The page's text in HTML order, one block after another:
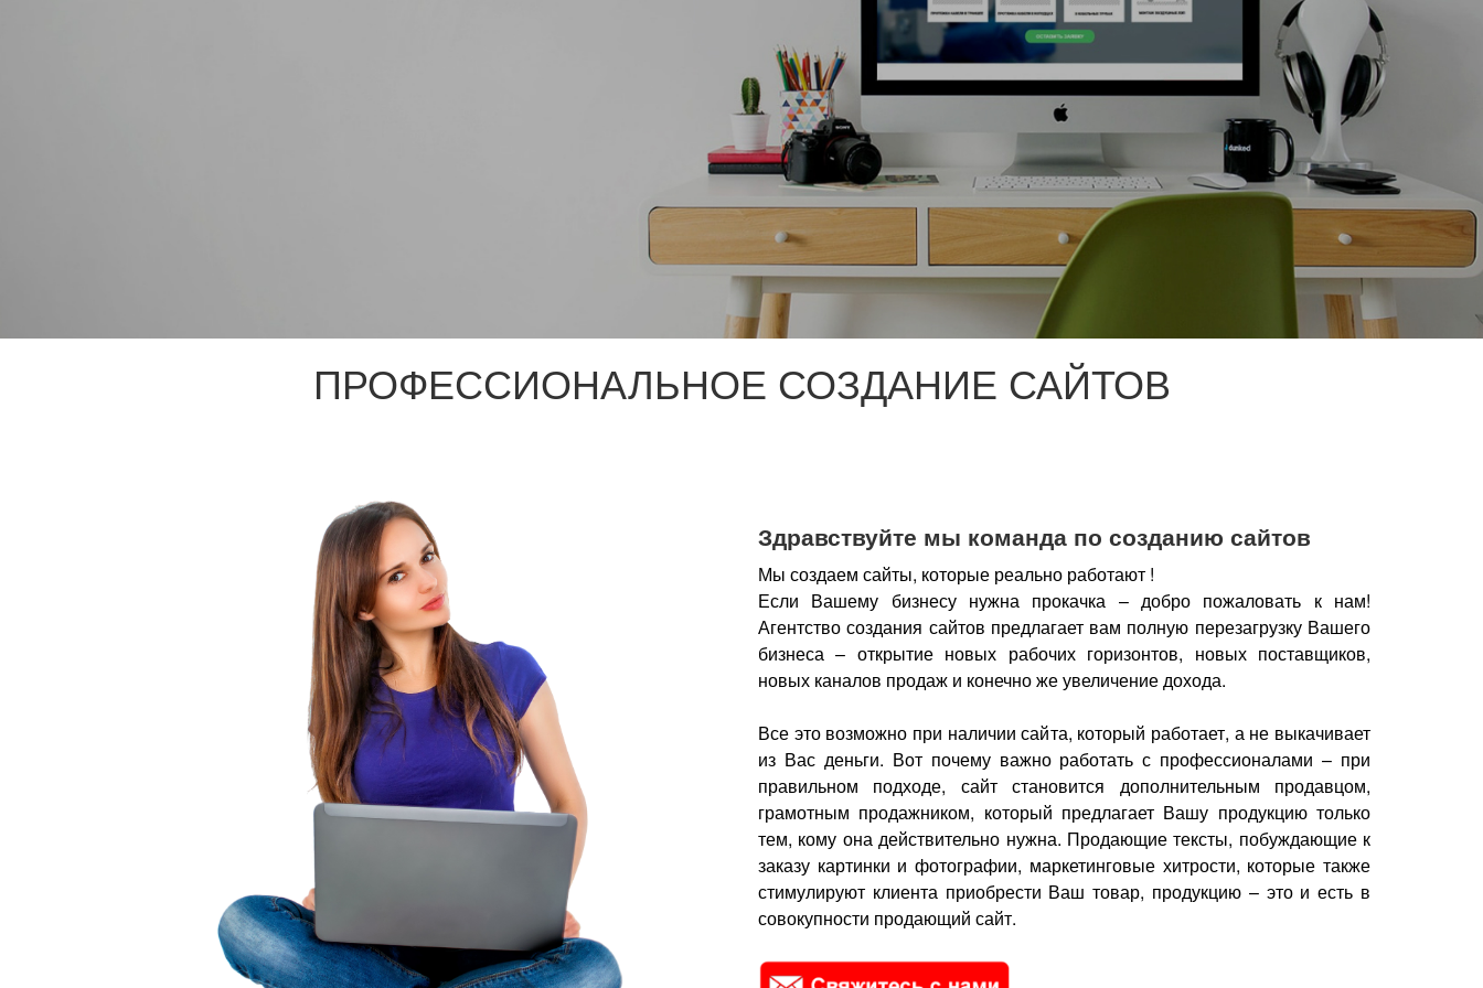
ПРОФЕССИОНАЛЬНОЕ СОЗДАНИЕ САЙТОВ
Здравствуйте мы команда по созданию сайтов
Мы создаем сайты, которые реально работают !
Если Вашему бизнесу нужна прокачка – добро пожаловать к нам!
Агентство создания сайтов предлагает вам полную перезагрузку Вашего
бизнеса – открытие новых рабочих горизонтов, новых поставщиков,
новых каналов продаж и конечно же увеличение дохода.
Все это возможно при наличии сайта, который работает, а не выкачивает
из Вас деньги. Вот почему важно работать с профессионалами – при
правильном подходе, сайт становится дополнительным продавцом,
грамотным продажником, который предлагает Вашу продукцию только
тем, кому она действительно нужна. Продающие тексты, побуждающие к
заказу картинки и фотографии, маркетинговые хитрости, которые также
стимулируют клиента приобрести Ваш товар, продукцию – это и есть в
совокупности продающий сайт.